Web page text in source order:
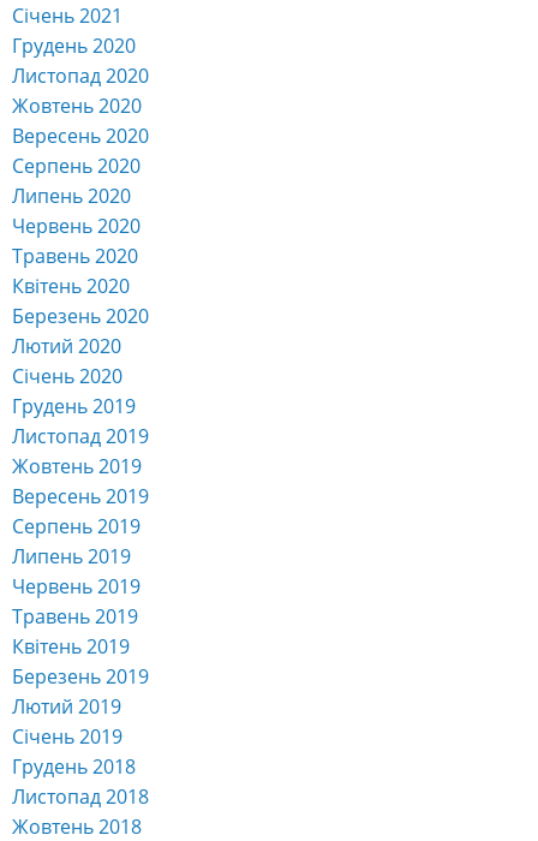
Січень 2021
Грудень 2020
Листопад 2020
Жовтень 2020
Вересень 2020
Серпень 2020
Липень 2020
Червень 2020
Травень 2020
Квітень 2020
Березень 2020
Лютий 2020
Січень 2020
Грудень 2019
Листопад 2019
Жовтень 2019
Вересень 2019
Серпень 2019
Липень 2019
Червень 2019
Травень 2019
Квітень 2019
Березень 2019
Лютий 2019
Січень 2019
Грудень 2018
Листопад 2018
Жовтень 2018